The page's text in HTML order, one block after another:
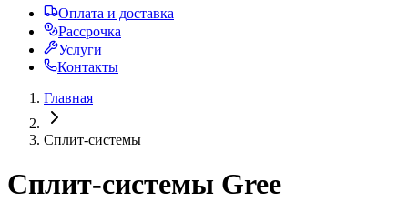
Оплата и доставка
Рассрочка
Услуги
Контакты
Главная
Сплит-системы
Сплит-системы Gree